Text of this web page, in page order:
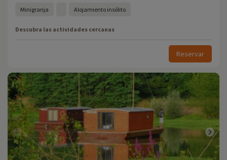
Minigranja Alojamiento insólito
Descubra las actividades cercanas
Reservar